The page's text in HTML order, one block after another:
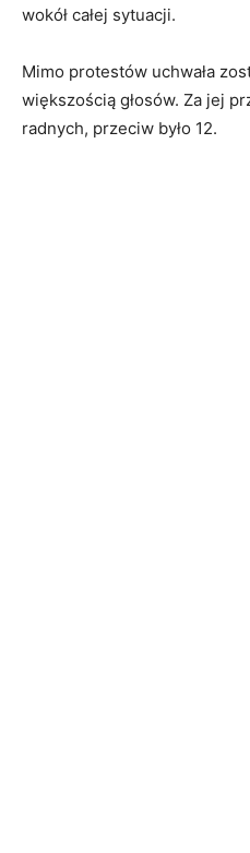
wokół całej sytuacji.
Mimo protestów uchwała
większością głosów. Za jej
radnych, przeciw było 12.